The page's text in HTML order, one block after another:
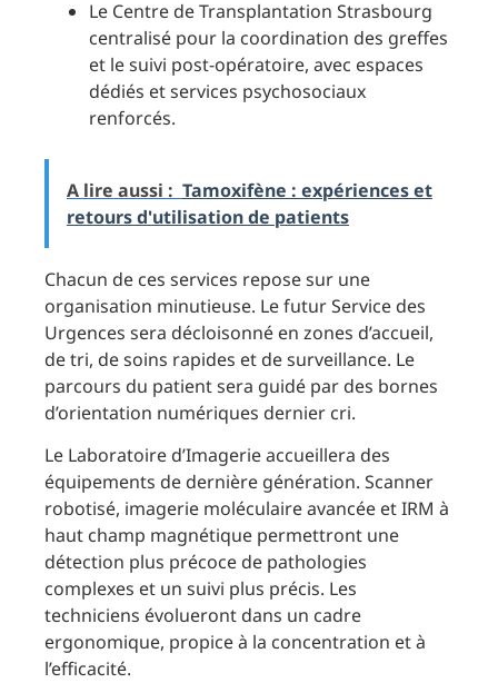
Le Centre de Transplantation Strasbourg
centralisé pour la coordination des greffes
et le suivi post-opératoire, avec espaces
dédiés et services psychosociaux
renforcés.
A lire aussi : Tamoxifène : expériences et
retours d'utilisation de patients
Chacun de ces services repose sur une
organisation minutieuse. Le futur Service des
Urgences sera décloisonné en zones d’accueil,
de tri, de soins rapides et de surveillance. Le
parcours du patient sera guidé par des bornes
d’orientation numériques dernier cri.
Le Laboratoire d’Imagerie accueillera des
équipements de dernière génération. Scanner
robotisé, imagerie moléculaire avancée et IRM à
haut champ magnétique permettront une
détection plus précoce de pathologies
complexes et un suivi plus précis. Les
techniciens évolueront dans un cadre
ergonomique, propice à la concentration et à
l’efficacité.